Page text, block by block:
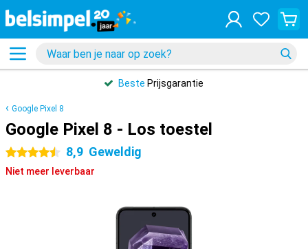
Beste Prijsgarantie
Google Pixel 8
Google Pixel 8 - Los toestel
4.5 sterren 8,9 Geweldig
Niet meer leverbaar